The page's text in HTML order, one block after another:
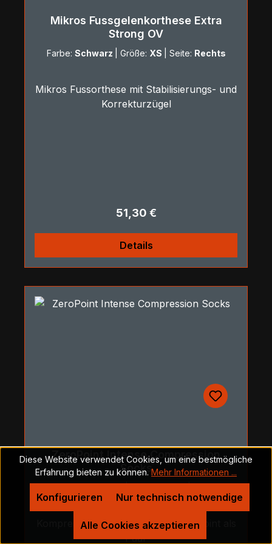
Mikros Fussgelenkorthese Extra
Strong OV
Farbe: Schwarz Größe: XS Seite: Rechts
Mikros Fussorthese mit Stabilisierungs- und
Korrekturzügel
Regulärer Preis:
51,30 €
Details
ZeroPoint Intense Compression
Socks
Damen
Kompressions Strümpfe von Zero Point als
Paar
Diese Website verwendet Cookies, um eine bestmögliche
Erfahrung bieten zu können. Mehr Informationen ...
Nur technisch notwendige
Konfigurieren
Alle Cookies akzeptieren